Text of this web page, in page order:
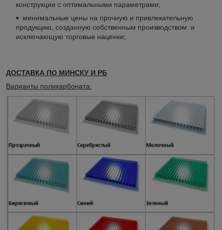
конструкции с оптимальными параметрами;
минимальные цены на прочную и привлекательную
продукцию, созданную собственным производством и
исключающую торговые наценки;
ДОСТАВКА ПО МИНСКУ И РБ
Варианты поликарбоната: